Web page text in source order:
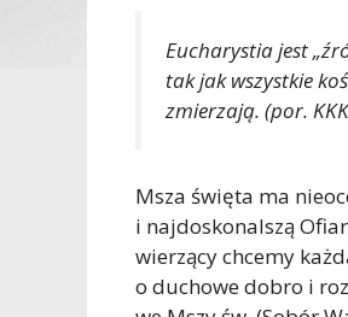
Eucharystia jest
tak jak wszystkie
zmierzają. (por.
Msza święta ma
i najdoskonalszą
wierzący chcemy
o duchowe dobro i